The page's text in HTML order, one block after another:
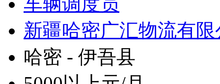
新疆哈密广汇物流有限
哈密 - 伊吾县